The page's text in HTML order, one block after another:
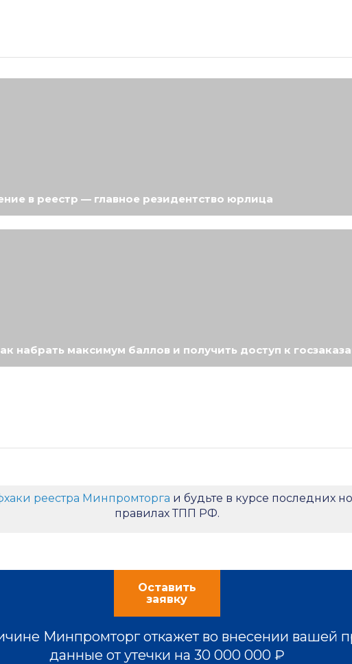
в реестр — главное резидентство юрлица
набрать максимум баллов и получить доступ к
реестра Минпромторга и будьте в курсе последних
правилах ТПП РФ.
Оставить
заявку
Минпромторг откажет во внесении вашей
данные от утечки на 30 000 000 ₽